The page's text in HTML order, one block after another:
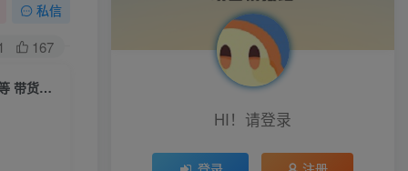
私信
167
（5887期）2023年主播课 快速教你掌握主播底层逻辑 开场留人 塑品话术等 带货主播必学
HI！请登录